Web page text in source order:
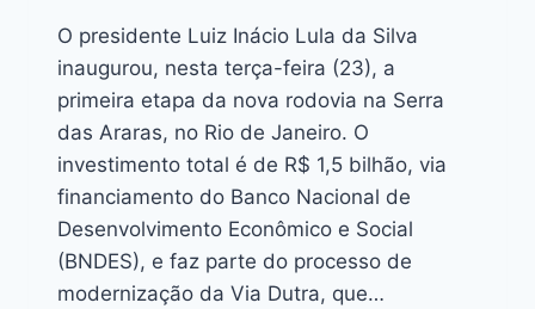
O presidente Luiz Inácio Lula da Silva
inaugurou, nesta terça-feira (23), a
primeira etapa da nova rodovia na Serra
das Araras, no Rio de Janeiro. O
investimento total é de R$ 1,5 bilhão, via
financiamento do Banco Nacional de
Desenvolvimento Econômico e Social
(BNDES), e faz parte do processo de
modernização da Via Dutra, que…